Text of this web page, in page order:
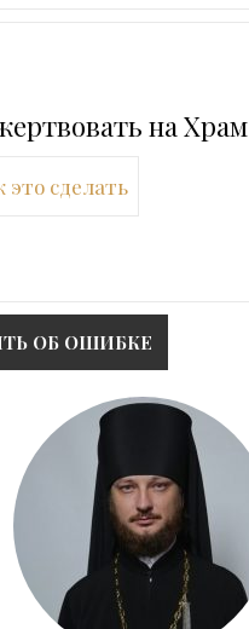
на Храм
это сделать